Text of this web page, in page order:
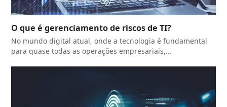
O que é gerenciamento de riscos de TI?
No mundo digital atual, onde a tecnologia é fundamental
para quase todas as operações empresariais,…